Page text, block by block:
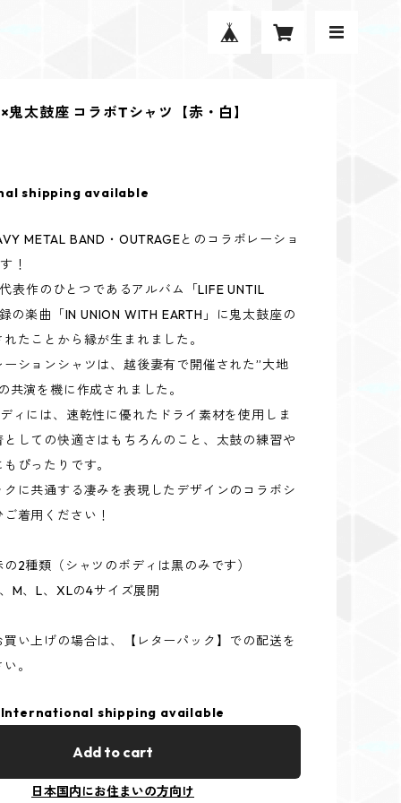
鬼太鼓座 コラボTシャツ【赤・白】
shipping available
METAL BAND・OUTRAGEとのコラボレーショ
！
表作のひとつであるアルバム「LIFE UNTIL
の楽曲「IN UNION WITH EARTH」に鬼太鼓座の
たことから縁が生まれました。
ションシャツは、越後妻有で開催された”大地
共演を機に作成されました。
ィには、速乾性に優れたドライ素材を使用しま
しての快適さはもちろんのこと、太鼓の練習や
ぴったりです。
に共通する凄みを表現したデザインのコラボシ
着用ください！
2種類（シャツのボディは黒のみです）
M、L、XLの4サイズ展開
い上げの場合は、【レターパック】での配送を
。
International shipping available
Add to cart
日本国内にお住まいの方向け